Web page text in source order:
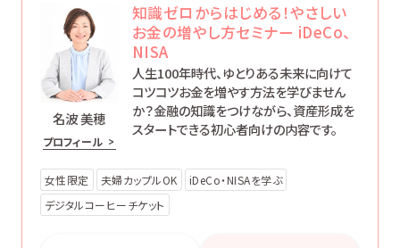
名波 美穂
プロフィール
知識ゼロからはじめる！やさしい
お金の増やし方セミナー iDeCo、
NISA
人生100年時代、ゆとりある未来に向けて
コツコツお金を増やす方法を学びません
か？金融の知識をつけながら、資産形成を
スタートできる初心者向けの内容です。
女性限定 夫婦カップルOK
iDeCo・NISAを学ぶ
デジタルコーヒーチケット